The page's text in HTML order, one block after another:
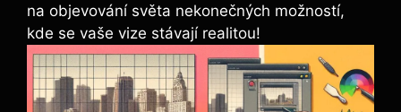
na objevování světa nekonečných možností,
kde se vaše vize stávají realitou!